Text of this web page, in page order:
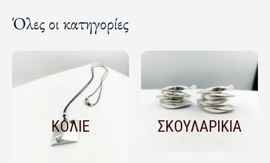
Όλες οι κατηγορίες
ΚΟΛΙΕ ΣΚΟΥΛΑΡΙΚΙΑ